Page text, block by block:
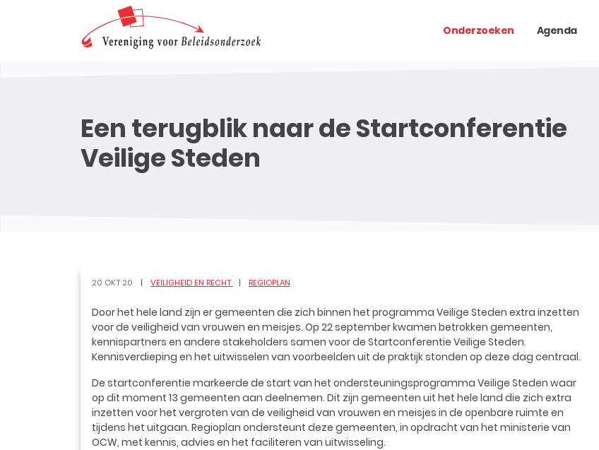
Onderzoeken Agenda
Een terugblik naar de Startconferentie
Veilige Steden
20 OKT 20 VEILIGHEID EN RECHT REGIOPLAN
Door het hele land zijn er gemeenten die zich binnen het programma Veilige Steden extra inzetten
voor de veiligheid van vrouwen en meisjes. Op 22 september kwamen betrokken gemeenten,
kennispartners en andere stakeholders samen voor de Startconferentie Veilige Steden.
Kennisverdieping en het uitwisselen van voorbeelden uit de praktijk stonden op deze dag centraal.
De startconferentie markeerde de start van het ondersteuningsprogramma Veilige Steden waar
op dit moment 13 gemeenten aan deelnemen. Dit zijn gemeenten uit het hele land die zich extra
inzetten voor het vergroten van de veiligheid van vrouwen en meisjes in de openbare ruimte en
tijdens het uitgaan. Regioplan ondersteunt deze gemeenten, in opdracht van het ministerie van
OCW, met kennis, advies en het faciliteren van uitwisseling.